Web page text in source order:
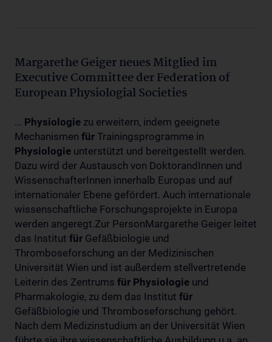
Margarethe Geiger neues Mitglied im
Executive Committee der Federation of
European Physiologial Societies
... Physiologie zu erweitern, indem geeignete
Mechanismen für Trainingsprogramme in
Physiologie unterstützt und bereitgestellt werden.
Dazu wird der Austausch von DoktorandInnen und
WissenschafterInnen innerhalb Europas und auf
internationaler Ebene gefördert. Auch internationale
wissenschaftliche Forschungsprojekte in Europa
werden angeregt.Zur PersonMargarethe Geiger leitet
das Institut für Gefäßbiologie und
Thromboseforschung an der Medizinischen
Universität Wien und ist außerdem stellvertretende
Leiterin des Zentrums für Physiologie und
Pharmakologie, zu dem das Institut für
Gefäßbiologie und Thromboseforschung gehört.
Nach dem Medizinstudium an der Universität Wien